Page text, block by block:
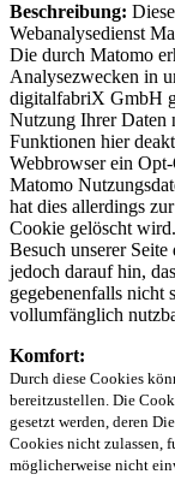
Beschreibung:
Webanalysedienst
Die durch Matomo
Analysezwecken in
digitalfabriX GmbH
Nutzung Ihrer Daten
Funktionen hier
Webbrowser ein
Matomo
hat dies allerdings
Cookie gelöscht
Besuch unserer
jedoch darauf hin,
gegebenenfalls nicht
vollumfänglich
Komfort:
Durch diese Cookies
bereitzustellen. Die
gesetzt werden, deren
Cookies nicht zulassen,
möglicherweise nicht